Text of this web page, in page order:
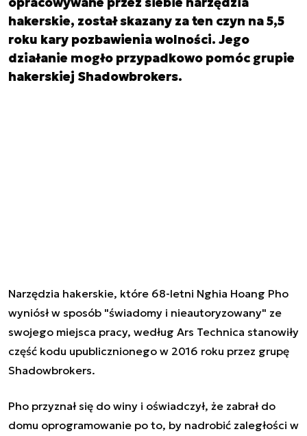
hakerskie, został skazany za ten czyn na 5,5
roku kary pozbawienia wolności. Jego
działanie mogło przypadkowo pomóc grupie
hakerskiej Shadowbrokers.
Narzędzia hakerskie, które 68-letni Nghia Hoang Pho
wyniósł w sposób "świadomy i nieautoryzowany" ze
swojego miejsca pracy, według Ars Technica stanowiły
część kodu upublicznionego w 2016 roku przez grupę
Shadowbrokers.
Pho przyznał się do winy i oświadczył, że zabrał do
domu oprogramowanie po to, by nadrobić zaległości w